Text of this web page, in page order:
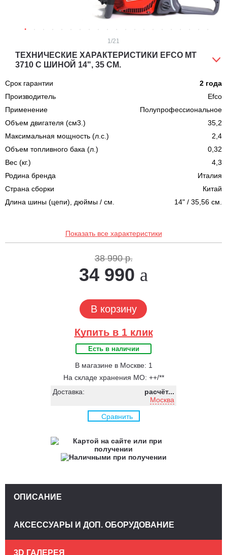
1/21
ТЕХНИЧЕСКИЕ ХАРАКТЕРИСТИКИ EFCO MT
3710 С ШИНОЙ 14", 35 СМ.
Срок гарантии
2 года
Производитель
Efco
Применение
Полупрофессиональное
Объем двигателя (см3.)
35,2
Максимальная мощность (л.с.)
2,4
Объем топливного бака (л.)
0,32
Вес (кг.)
4,3
Родина бренда
Италия
Страна сборки
Китай
Длина шины (цепи), дюймы / см.
14" / 35,56 см.
Показать все характеристики
38 990 р.
34 990
В корзину
Купить в 1 клик
Есть в наличии
В магазине в Москве: 1
На складе хранения МО: ++/**
Доставка:
расчёт...
Москва
Сравнить
ОПИСАНИЕ
АКСЕССУАРЫ И ДОП. ОБОРУДОВАНИЕ
3D ГАЛЕРЕЯ